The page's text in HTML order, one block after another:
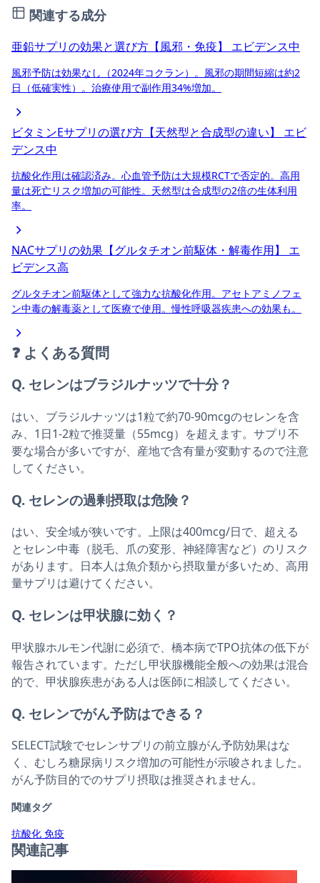
関連する成分
亜鉛サプリの効果と選び方【風邪・免疫】 エビデンス中
風邪予防は効果なし（2024年コクラン）。風邪の期間短縮は約2
日（低確実性）。治療使用で副作用34%増加。
ビタミンEサプリの選び方【天然型と合成型の違い】
エビ
デンス中
抗酸化作用は確認済み。心血管予防は大規模RCTで否定的。高用
量は死亡リスク増加の可能性。天然型は合成型の2倍の生体利用
率。
NACサプリの効果【グルタチオン前駆体・解毒作用】
エ
ビデンス高
グルタチオン前駆体として強力な抗酸化作用。アセトアミノフェ
ン中毒の解毒薬として医療で使用。慢性呼吸器疾患への効果も。
❓ よくある質問
Q. セレンはブラジルナッツで十分？
はい、ブラジルナッツは1粒で約70-90mcgのセレンを含
み、1日1-2粒で推奨量（55mcg）を超えます。サプリ不
要な場合が多いですが、産地で含有量が変動するので注意
してください。
Q. セレンの過剰摂取は危険？
はい、安全域が狭いです。上限は400mcg/日で、超える
とセレン中毒（脱毛、爪の変形、神経障害など）のリスク
があります。日本人は魚介類から摂取量が多いため、高用
量サプリは避けてください。
Q. セレンは甲状腺に効く？
甲状腺ホルモン代謝に必須で、橋本病でTPO抗体の低下が
報告されています。ただし甲状腺機能全般への効果は混合
的で、甲状腺疾患がある人は医師に相談してください。
Q. セレンでがん予防はできる？
SELECT試験でセレンサプリの前立腺がん予防効果はな
く、むしろ糖尿病リスク増加の可能性が示唆されました。
がん予防目的でのサプリ摂取は推奨されません。
関連タグ
抗酸化 免疫
関連記事